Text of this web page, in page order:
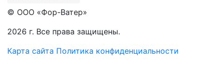
© ООО «Фор-Ватер»
2026 г. Все права защищены.
Карта сайта Политика конфиденциальности